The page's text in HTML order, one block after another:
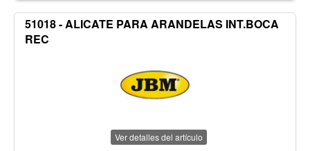
51018 - ALICATE PARA ARANDELAS INT.BOCA
REC
Ver detalles del artículo